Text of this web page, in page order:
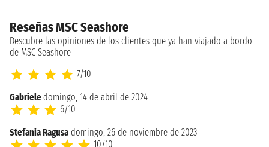
Reseñas MSC Seashore
Descubre las opiniones de los clientes que ya han viajado a bordo
de MSC Seashore
7/10
Gabrieledomingo, 14 de abril de 2024
6/10
Stefania Ragusa domingo, 26 de noviembre de 2023
10/10